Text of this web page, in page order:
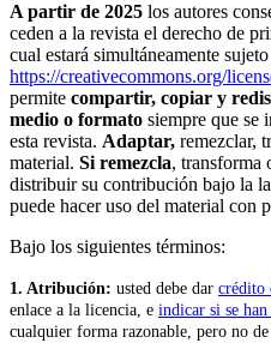
A partir de 2025 los autores
ceden a la revista el derecho de
cual estará simultáneamente
https://creativecommons.org/
permite compartir, copiar y
medio o formato siempre que se
esta revista. Adaptar, remezclar,
material. Si remezcla, transforma
distribuir su contribución bajo la
puede hacer uso del material con
Bajo los siguientes términos:
1. Atribución: usted debe dar crédito
enlace a la licencia, e indicar si se
cualquier forma razonable, pero no